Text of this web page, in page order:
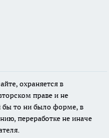
охраняется в
праве и не
бы то ни было форме, в
переработке не иначе